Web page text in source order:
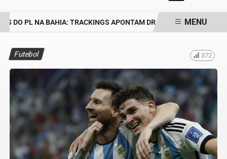
DO PL NA BAHIA: TRACKINGS APONTAM DRA. RAISSA SOARES E
MENU
Futebol 372